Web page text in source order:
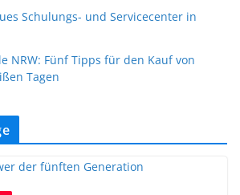
Schulungs- und Servicecenter in
NRW: Fünf Tipps für den Kauf von
Tagen